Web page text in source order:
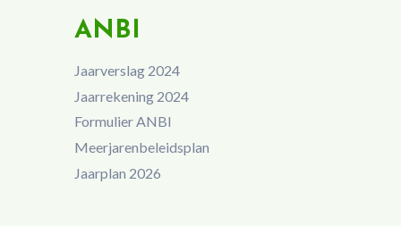
ANBI
Jaarverslag 2024
Jaarrekening 2024
Formulier ANBI
Meerjarenbeleidsplan
Jaarplan 2026